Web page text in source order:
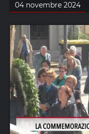
04 novembre 2024